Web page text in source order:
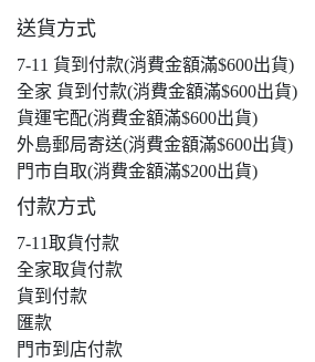
送貨方式
7-11 貨到付款(消費金額滿$600出貨)
全家 貨到付款(消費金額滿$600出貨)
貨運宅配(消費金額滿$600出貨)
外島郵局寄送(消費金額滿$600出貨)
門市自取(消費金額滿$200出貨)
付款方式
7-11取貨付款
全家取貨付款
貨到付款
匯款
門市到店付款